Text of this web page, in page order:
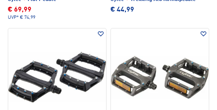
€ 69,99
UVP* € 74,99
€ 44,99